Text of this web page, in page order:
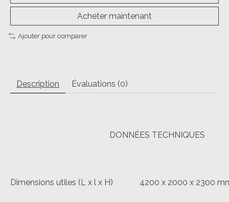
Acheter maintenant
Ajouter pour comparer
Description Évaluations (0)
DONNÉES TECHNIQUES
Dimensions utiles (L x l x H) 4200 x 2000 x 2300